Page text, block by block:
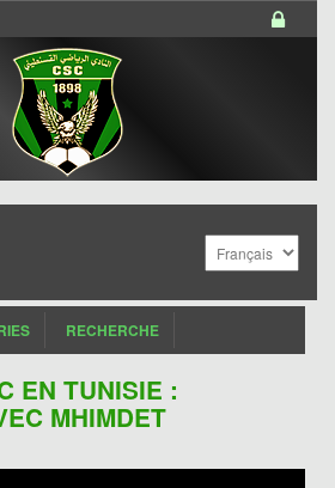
RECHERCHE
EN TUNISIE :
MHIMDET